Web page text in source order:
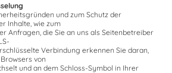
und zum Schutz der
Inhalte, wie zum
Anfragen, die Sie an uns als Seitenbetreiber
Verbindung erkennen Sie daran,
von
und an dem Schloss-Symbol in Ihrer